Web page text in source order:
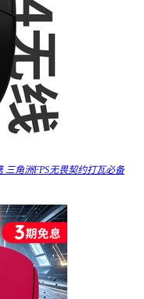
三角洲FPS无畏契约打瓦必备